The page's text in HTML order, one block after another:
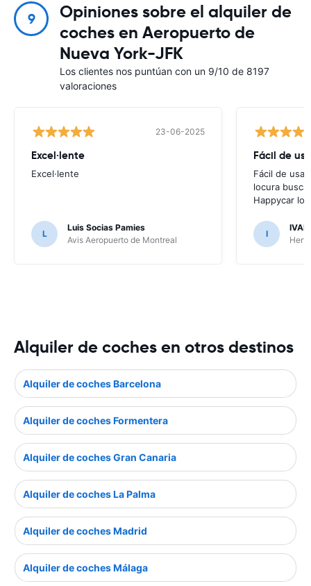
9
Opiniones sobre el alquiler de
coches en Aeropuerto de
Nueva York-JFK
Los clientes nos puntúan con un 9/10 de 8197
valoraciones
23-06-2025
Excel·lente
Excel·lente
L
Luis Socias Pamies
Avis Aeropuerto de Montreal
Fácil de
Fácil de
locura
Happycar lo
I
IVAN
Alquiler de coches en otros destinos
Alquiler de coches Barcelona
Alquiler de coches Formentera
Alquiler de coches Gran Canaria
Alquiler de coches La Palma
Alquiler de coches Madrid
Alquiler de coches Málaga